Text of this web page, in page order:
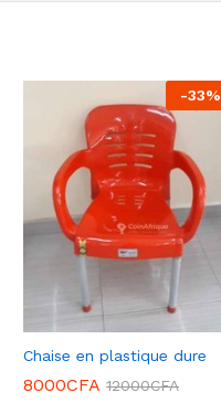
-33%
Chaise en plastique dure
8000CFA 12000CFA